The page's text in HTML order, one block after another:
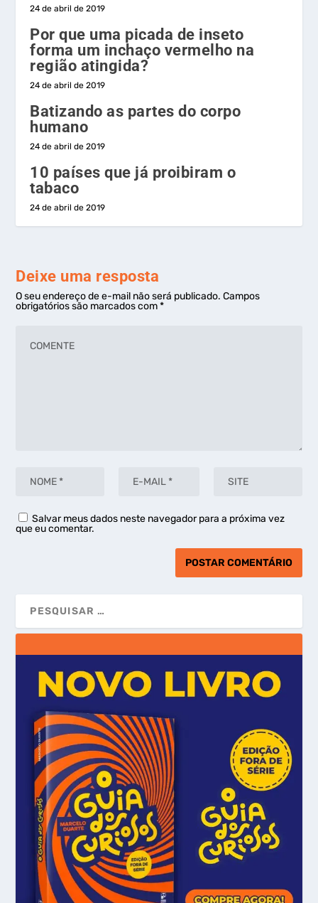
24 de abril de 2019
Por que uma picada de inseto
forma um inchaço vermelho na
região atingida?
24 de abril de 2019
Batizando as partes do corpo
humano
24 de abril de 2019
10 países que já proibiram o
tabaco
24 de abril de 2019
Deixe uma resposta
O seu endereço de e-mail não será publicado. Campos
obrigatórios são marcados com*
Salvar meus dados neste navegador para a próxima vez
que eu comentar.